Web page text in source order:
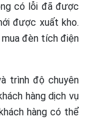
có lỗi đã được
được xuất kho.
đèn tích điện
trình độ chuyên
hàng dịch vụ
hàng có thể